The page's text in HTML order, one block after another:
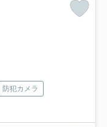
防犯カメラ